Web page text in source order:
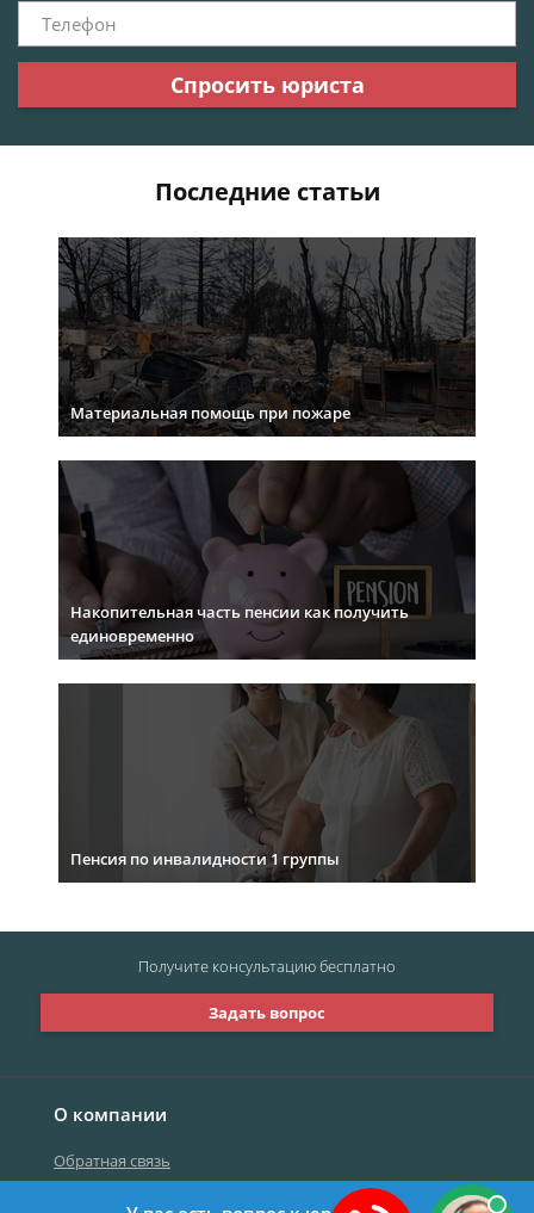
Спросить юриста
Последние статьи
Материальная помощь при пожаре
Накопительная часть пенсии как получить
единовременно
Пенсия по инвалидности 1 группы
О компании
Обратная связь
Задать вопрос
Получите консультациюбесплатно